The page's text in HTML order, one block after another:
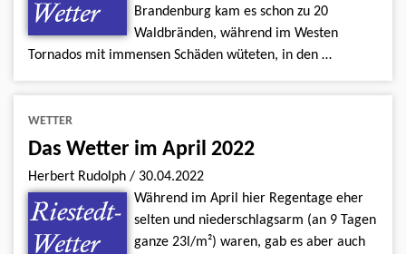
Brandenburg kam es schon zu 20
Waldbränden, während im Westen
Tornados mit immensen Schäden wüteten, in den …
WETTER
Das Wetter im April 2022
Herbert Rudolph / 30.04.2022
Während im April hier Regentage eher
selten und niederschlagsarm (an 9 Tagen
ganze 23l/m²) waren, gab es aber auch